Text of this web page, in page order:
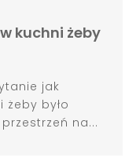
kuchni żeby
jak
żeby było
na...